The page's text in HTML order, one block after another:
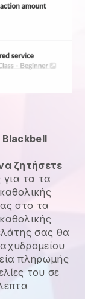
Blackbell
ζητήσετε
τα τα
στο τα
σας θα
πληρωμής
του σε